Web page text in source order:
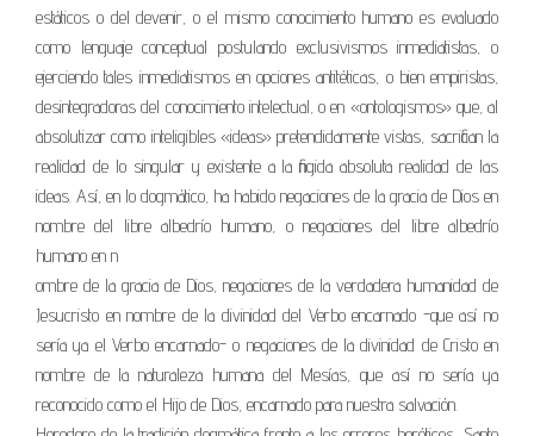
estáticos o del devenir, o el mismo conocimiento humano es evaluado
como lenguaje conceptual postulando exclusivismos inmediatistas, o
ejerciendo tales inmediatismos en opciones antitéticas, o bien empiristas,
desintegradoras del conocimiento intelectual, o en «ontologismos» que, al
absolutizar como inteligibles «ideas» pretendidamente vistas, sacrifican la
realidad de lo singular y existente a la fingida absoluta realidad de las
ideas. Así, en lo dogmático, ha habido negaciones de la gracia de Dios en
nombre del libre albedrío humano, o negaciones del libre albedrío
humano en n
ombre de la gracia de Dios, negaciones de la verdadera humanidad de
Jesucristo en nombre de la divinidad del Verbo encarnado -que así no
sería ya el Verbo encarnado- o negaciones de la divinidad de Cristo en
nombre de la naturaleza humana del Mesías, que así no sería ya
reconocido como el Hijo de Dios, encarnado para nuestra salvación.